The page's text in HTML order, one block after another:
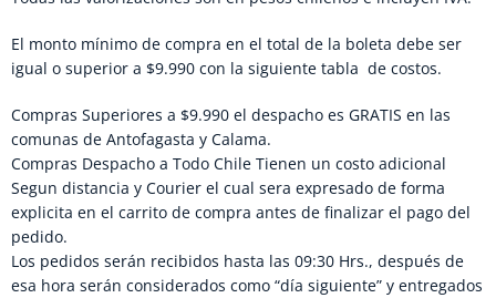
El monto mínimo de compra en el total de la boleta debe ser
igual o superior a $9.990 con la siguiente tabla de costos.
Compras Superiores a $9.990 el despacho es GRATIS en las
comunas de Antofagasta y Calama.
Compras Despacho a Todo Chile Tienen un costo adicional
Segun distancia y Courier el cual sera expresado de forma
explicita en el carrito de compra antes de finalizar el pago del
pedido.
Los pedidos serán recibidos hasta las 09:30 Hrs., después de
esa hora serán considerados como “día siguiente” y entregados